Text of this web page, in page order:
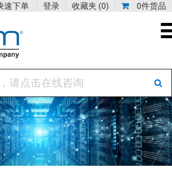
0件货品
收藏夹 (0)
速下单 登录